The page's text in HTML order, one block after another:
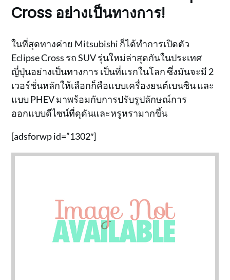
Cross อย่างเป็นทางการ!
ในที่สุดทางค่าย Mitsubishi ก็ได้ทำการเปิดตัว
Eclipse Cross รถ SUV รุ่นใหม่ล่าสุดกันในประเทศ
ญี่ปุ่นอย่างเป็นทางการ เป็นที่แรกในโลก ซึ่งมันจะมี 2
เวอร์ชั่นหลักให้เลือกก็คือแบบเครื่องยนต์เบนซิน และ
แบบ PHEV มาพร้อมกับการปรับรูปลักษณ์การ
ออกแบบดีไซน์ที่ดุดันและหรูหรามากขึ้น
[adsforwp id=”1302″]